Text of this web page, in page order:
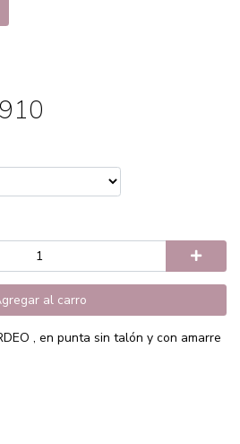
al carro
, en punta sin talón y con amarre
tobillo.